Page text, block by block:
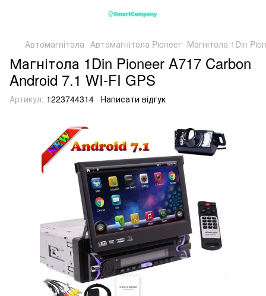
Автомагнітола Автомагнітола Pioneer Магнітола 1Din
Магнітола 1Din Pioneer A717 Carbon
Android 7.1 WI-FI GPS
Артикул: 1223744314 Написати відгук